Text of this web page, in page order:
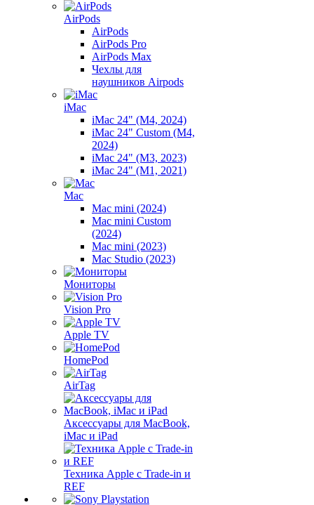
AirPods
AirPods
AirPods Pro
AirPods Max
Чехлы для
наушников Airpods
iMac
iMac 24" (M4, 2024)
iMac 24" Custom (M4,
2024)
iMac 24" (M3, 2023)
iMac 24" (M1, 2021)
Mac
Mac mini (2024)
Mac mini Custom
(2024)
Mac mini (2023)
Mac Studio (2023)
Мониторы
Vision Pro
Apple TV
HomePod
AirTag
Аксессуары для MacBook,
iMac и iPad
Техника Apple с Trade-in и
REF